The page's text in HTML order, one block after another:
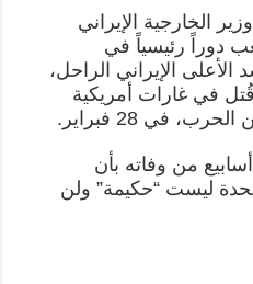
الخارجية الإيراني
دوراً رئيسياً في
الأعلى الإيراني الراحل،
قُتل في غارات أمريكية
في 28 فبراير.
من وفاته بأن
ليست “حكيمة” ولن